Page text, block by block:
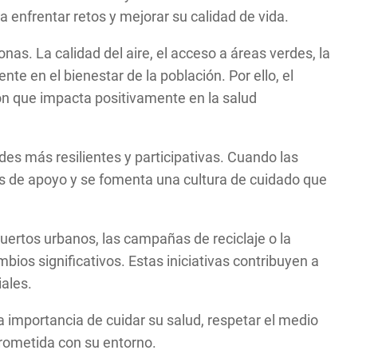
enfrentar retos y mejorar su calidad de vida.
La calidad del aire, el acceso a áreas verdes, la
en el bienestar de la población. Por ello, el
que impacta positivamente en la salud
más resilientes y participativas. Cuando las
apoyo y se fomenta una cultura de cuidado que
urbanos, las campañas de reciclaje o la
significativos. Estas iniciativas contribuyen a
de cuidar su salud, respetar el medio
con su entorno.